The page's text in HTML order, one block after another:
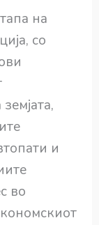
на
со
и
во